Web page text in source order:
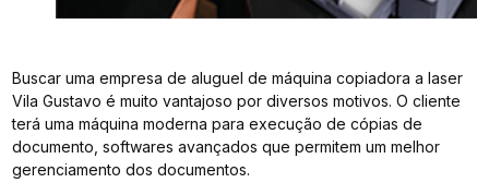
Buscar uma empresa de aluguel de máquina copiadora a laser
Vila Gustavo é muito vantajoso por diversos motivos. O cliente
terá uma máquina moderna para execução de cópias de
documento, softwares avançados que permitem um melhor
gerenciamento dos documentos.